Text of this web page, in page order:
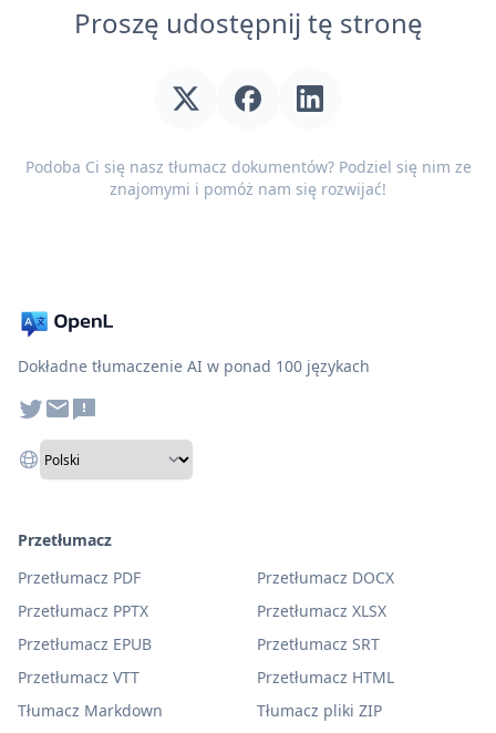
Proszę udostępnij tę stronę
Podoba Ci się nasz tłumacz dokumentów? Podziel się nim ze
znajomymi i pomóż nam się rozwijać!
Dokładne tłumaczenie AI w ponad 100 językach
Przetłumacz
Przetłumacz PDF
Przetłumacz DOCX
Przetłumacz PPTX
Przetłumacz XLSX
Przetłumacz EPUB
Przetłumacz SRT
Przetłumacz VTT
Przetłumacz HTML
Tłumacz Markdown
Tłumacz pliki ZIP